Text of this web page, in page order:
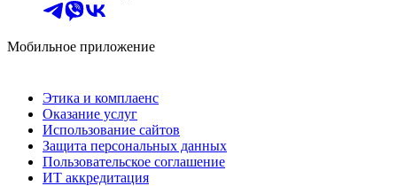
Мобильное приложение
Этика и комплаенс
Оказание услуг
Использование сайтов
Защита персональных данных
Пользовательское соглашение
ИТ аккредитация